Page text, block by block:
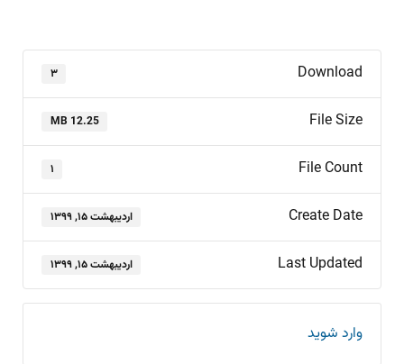
Download ۳
File Size
12.25 MB
File Count ۱
Create Date اردیبهشت ۱۵, ۱۳۹۹
Last Updated اردیبهشت ۱۵, ۱۳۹۹
وارد شوید